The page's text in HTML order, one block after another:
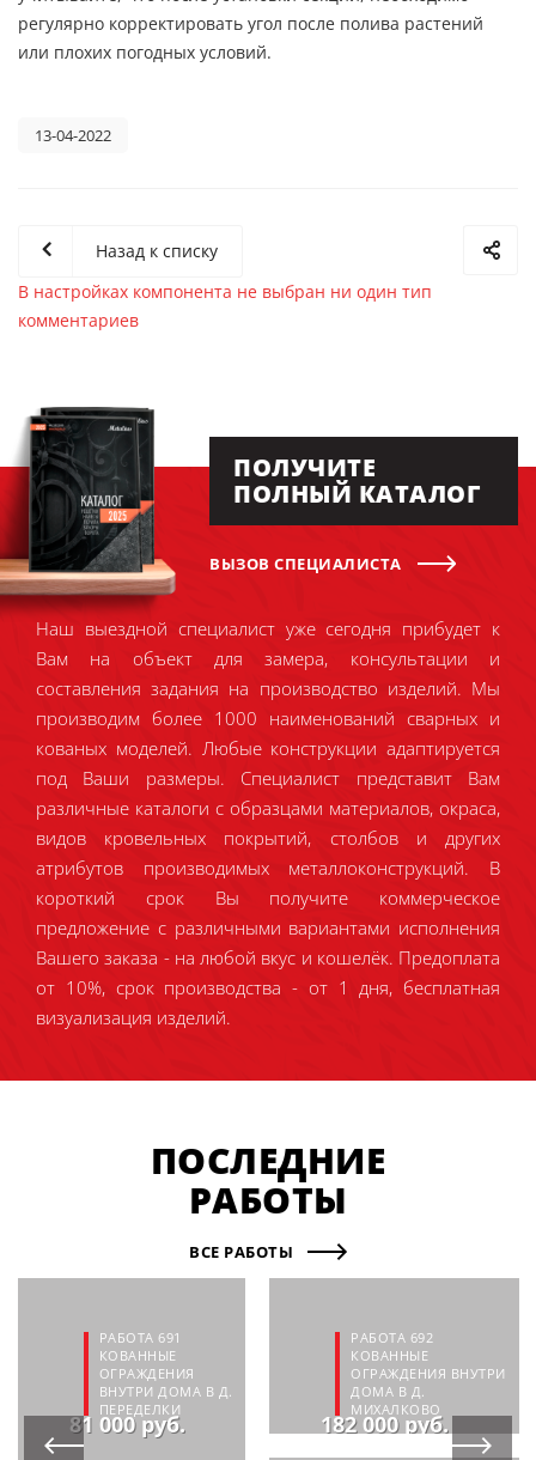
регулярно корректировать угол после полива растений
или плохих погодных условий.
13-04-2022
Назад к списку
В настройках компонента не выбран ни один тип
комментариев
ПОЛУЧИТЕ
ПОЛНЫЙ КАТАЛОГ
ВЫЗОВ СПЕЦИАЛИСТА
Наш выездной специалист уже сегодня прибудет к
Вам на объект для замера, консультации и
составления задания на производство изделий. Мы
производим более 1000 наименований сварных и
кованых моделей. Любые конструкции адаптируется
под Ваши размеры. Специалист представит Вам
различные каталоги с образцами материалов, окраса,
видов кровельных покрытий, столбов и других
атрибутов производимых металлоконструкций. В
короткий срок Вы получите коммерческое
предложение с различными вариантами исполнения
Вашего заказа - на любой вкус и кошелёк. Предоплата
от 10%, срок производства - от 1 дня, бесплатная
визуализация изделий.
ПОСЛЕДНИЕ
РАБОТЫ
ВСЕ РАБОТЫ
РАБОТА 691
КОВАННЫЕ
ОГРАЖДЕНИЯ
ВНУТРИ ДОМА В Д.
ПЕРЕДЕЛКИ
81 000 руб.
РАБОТА 692
КОВАННЫЕ
ОГРАЖДЕНИЯ ВНУТРИ
ДОМА В Д.
МИХАЛКОВО
182 000 руб.